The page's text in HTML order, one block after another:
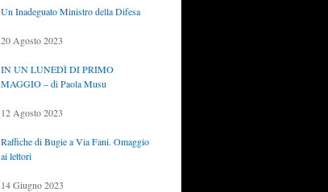
Un Inadeguato Ministro della Difesa
20 Agosto 2023
IN UN LUNEDÌ DI PRIMO
MAGGIO – di Paola Musu
12 Agosto 2023
Raffiche di Bugie a Via Fani. Omaggio
ai lettori
14 Giugno 2023